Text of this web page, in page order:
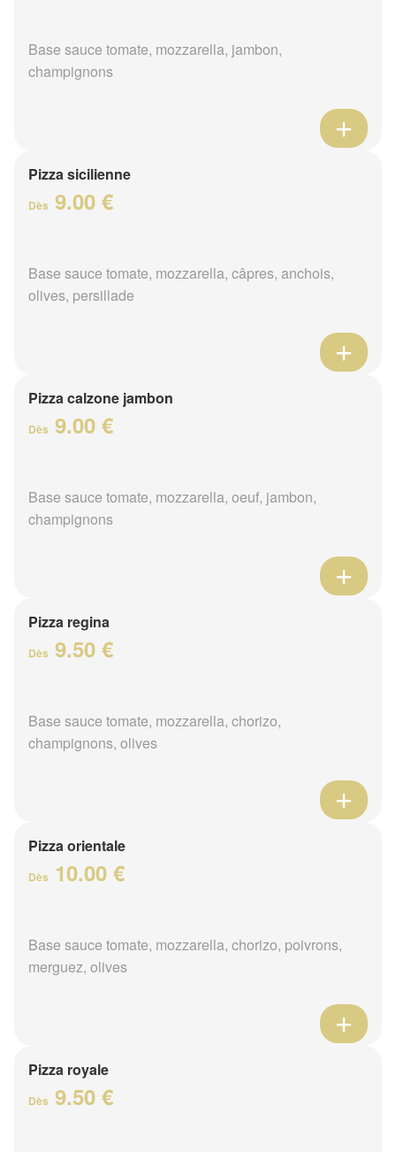
Base sauce tomate, mozzarella, jambon,
champignons
Pizza sicilienne
Dès 9.00 €
Base sauce tomate, mozzarella, câpres, anchois,
olives, persillade
Pizza calzone jambon
Dès 9.00 €
Base sauce tomate, mozzarella, oeuf, jambon,
champignons
Pizza regina
Dès 9.50 €
Base sauce tomate, mozzarella, chorizo,
champignons, olives
Pizza orientale
Dès 10.00 €
Base sauce tomate, mozzarella, chorizo, poivrons,
merguez, olives
Pizza royale
Dès 9.50 €